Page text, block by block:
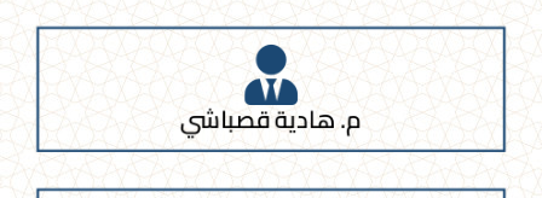
م. هادية قصباشي